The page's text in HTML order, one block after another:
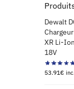
Dewalt
XR Li-
18V
53.91€